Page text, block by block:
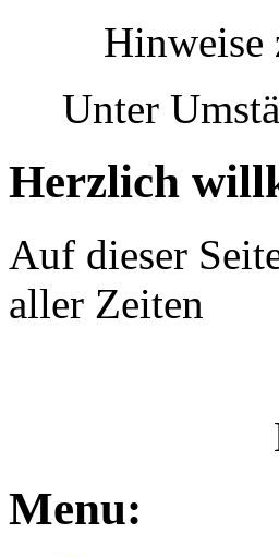
Hinweise
Unter
Herzlich
Auf dieser
aller Zeiten
Menu: